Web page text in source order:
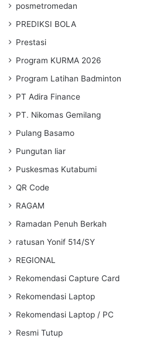
posmetromedan
PREDIKSI BOLA
Prestasi
Program KURMA 2026
Program Latihan Badminton
PT Adira Finance
PT. Nikomas Gemilang
Pulang Basamo
Pungutan liar
Puskesmas Kutabumi
QR Code
RAGAM
Ramadan Penuh Berkah
ratusan Yonif 514/SY
REGIONAL
Rekomendasi Capture Card
Rekomendasi Laptop
Rekomendasi Laptop / PC
Resmi Tutup